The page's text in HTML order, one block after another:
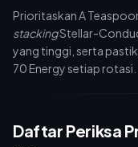
Prioritaskan A
stackingStellar-
yang tinggi, serta
70 Energy setiap rotasi.
Daftar Periksa